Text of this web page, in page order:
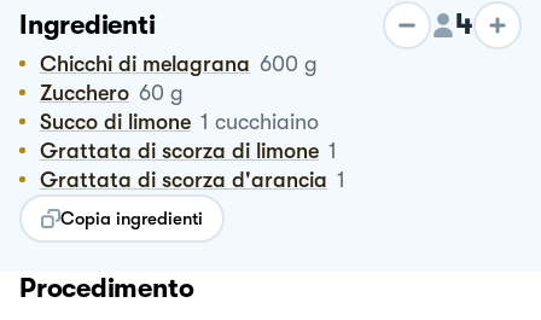
Ingredienti 4
Chicchi di melagrana 600 g
Zucchero 60 g
Succo di limone 1 cucchiaino
Grattata di scorza di limone 1
Grattata di scorza d'arancia 1
Copia ingredienti
Procedimento